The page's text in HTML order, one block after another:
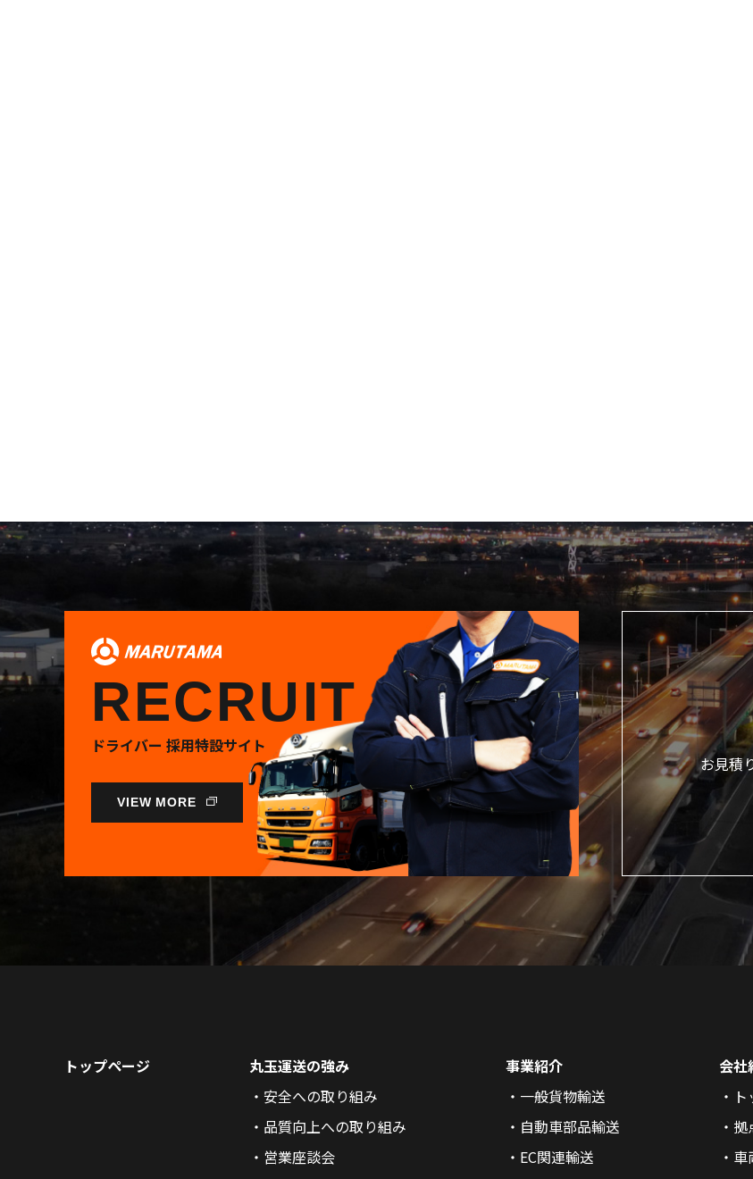
RECRUIT
ドライバー 採用特設サイト
VIEW MORE
お見積
トップページ
丸玉運送の強み
安全への取り組み
品質向上への取り組み
営業座談会
事業紹介
一般貨物輸送
自動車部品輸送
EC関連輸送
会社
拠
車